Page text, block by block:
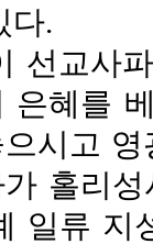
다.
선교사
은혜를
시고
가 홀리
일류 지